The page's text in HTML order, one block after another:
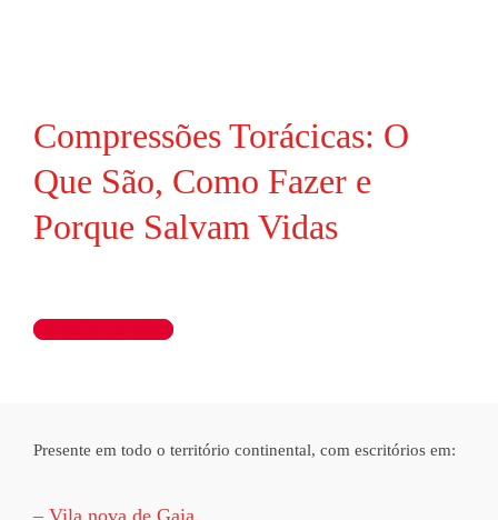
Compressões Torácicas: O
Que São, Como Fazer e
Porque Salvam Vidas
Ler artigo completo
Presente em todo o território continental, com escritórios em:
– Vila nova de Gaia,